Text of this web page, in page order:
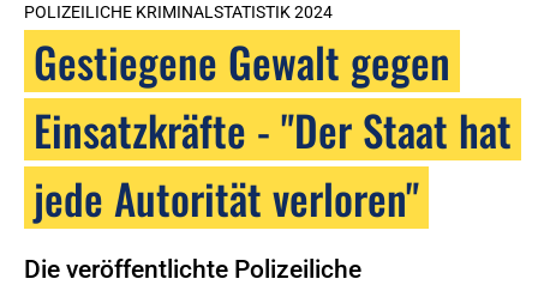
POLIZEILICHE KRIMINALSTATISTIK 2024
Gestiegene Gewalt gegen
Einsatzkräfte - "Der Staat hat
jede Autorität verloren"
Die veröffentlichte Polizeiliche